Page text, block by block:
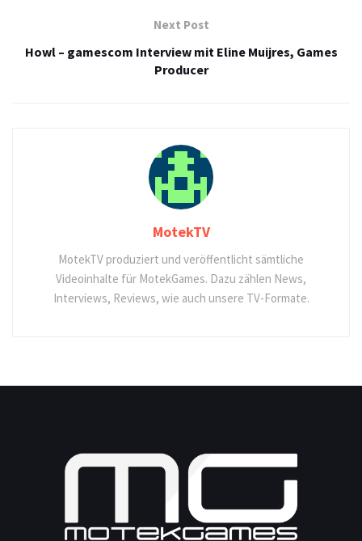
Next Post
Howl – gamescom Interview mit Eline Muijres, Games
Producer
MotekTV
MotekTV produziert und veröffentlicht sämtliche
Videoinhalte für MotekGames. Dazu zählen News,
Interviews, Reviews, wie auch unsere TV-Formate.